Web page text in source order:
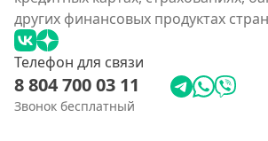
600 тысяч
650000 руб
700000 руб
750000 руб
других финансовых продуктах
Телефон для связи
8 804 700 03 11
Звонок бесплатный